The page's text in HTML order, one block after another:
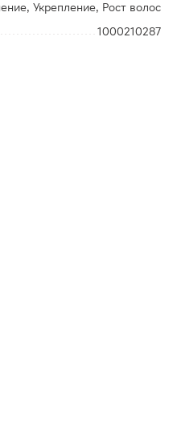
Укрепление, Рост волос
1000210287